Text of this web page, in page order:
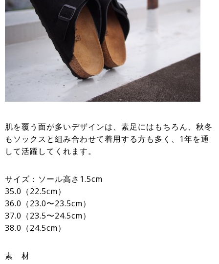
肌を覆う面が多いデザインは、素足にはもちろん、秋冬
もソックスと組み合わせて着用する方も多く、1年を通
して活躍してくれます。
サイズ：ソール高さ1.5cm
35.0（22.5cm）
36.0（23.0〜23.5cm）
37.0（23.5〜24.5cm）
38.0（24.5cm）
素 材